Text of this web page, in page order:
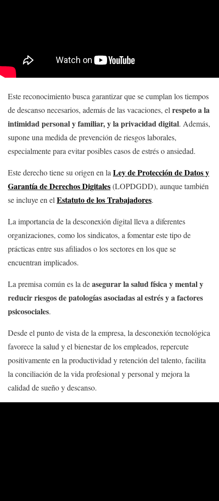
Este reconocimiento busca garantizar que se cumplan los tiempos
de descanso necesarios, además de las vacaciones, el respeto a la
intimidad personal y familiar, y la privacidad digital. Además,
supone una medida de prevención de riesgos laborales,
especialmente para evitar posibles casos de estrés o ansiedad.
Este derecho tiene su origen en la Ley de Protección de Datos y
Garantía de Derechos Digitales(LOPDGDD), aunque también
se incluye en el Estatuto de los Trabajadores.
La importancia de la desconexión digital lleva a diferentes
organizaciones, como los sindicatos, a fomentar este tipo de
prácticas entre sus afiliados o los sectores en los que se
encuentran implicados.
La premisa común es la deasegurar la salud física y mental y
reducir riesgos de patologías asociadas al estrés y a factores
psicosociales.
Desde el punto de vista de la empresa, la desconexión tecnológica
favorece la salud y el bienestar de los empleados, repercute
positivamente en la productividad y retención del talento, facilita
la conciliación de la vida profesional y personal y mejora la
calidad de sueño y descanso.